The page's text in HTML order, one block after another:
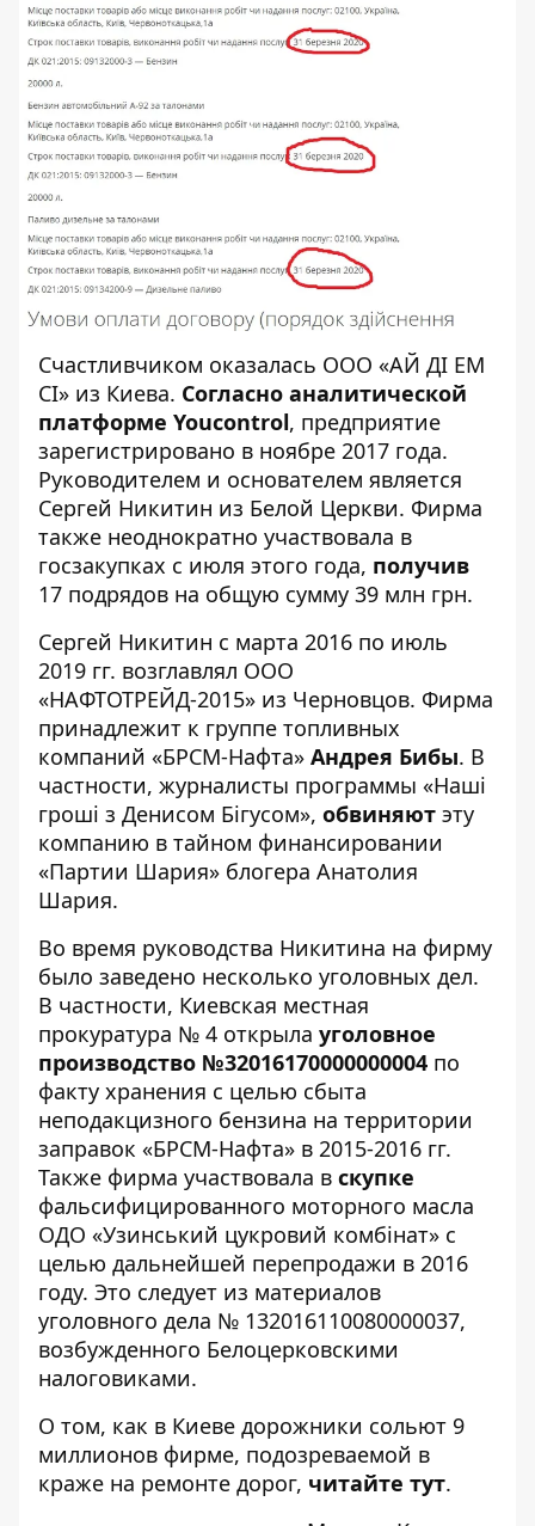
Счастливчиком оказалась ООО «АЙ ДІ ЕМ
СІ» из Киева. Согласно аналитической
платформе Youcontrol, предприятие
зарегистрировано в ноябре 2017 года.
Руководителем и основателем является
Сергей Никитин из Белой Церкви. Фирма
также неоднократно участвовала в
госзакупках с июля этого года, получив
17 подрядов на общую сумму 39 млн грн.
Сергей Никитин с марта 2016 по июль
2019 гг. возглавлял ООО
«НАФТОТРЕЙД-2015» из Черновцов. Фирма
принадлежит к группе топливных
компаний «БРСМ-Нафта» Андрея Бибы. В
частности, журналисты программы «Наші
гроші з Денисом Бігусом», обвиняют эту
компанию в тайном финансировании
«Партии Шария» блогера Анатолия
Шария.
Во время руководства Никитина на фирму
было заведено несколько уголовных дел.
В частности, Киевская местная
прокуратура № 4 открыла уголовное
производство №32016170000000004 по
факту хранения с целью сбыта
неподакцизного бензина на территории
заправок «БРСМ-Нафта» в 2015-2016 гг.
Также фирма участвовала в скупке
фальсифицированного моторного масла
ОДО «Узинський цукровий комбінат» с
целью дальнейшей перепродажи в 2016
году. Это следует из материалов
уголовного дела № 132016110080000037,
возбужденного Белоцерковскими
налоговиками.
О том, как в Киеве дорожники сольют 9
миллионов фирме, подозреваемой в
краже на ремонте дорог, читайте тут.